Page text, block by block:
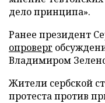
дело принципа».
Ранее президент
опроверг
Владимиром
Жители сербской
протеста против